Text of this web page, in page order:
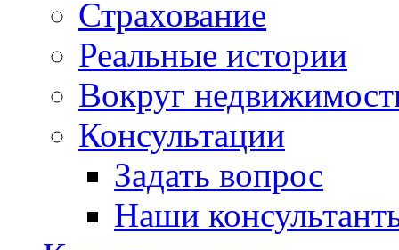
Страхование
Реальные истории
Вокруг
Консультации
Задать вопрос
Наши